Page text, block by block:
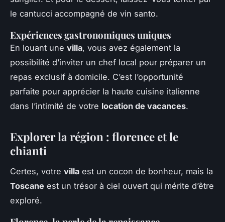
le cantucci accompagné de vin santo.
Expériences gastronomiques uniques
En louant une villa, vous avez également la
possibilité d’inviter un chef local pour préparer un
repas exclusif à domicile. C’est l’opportunité
parfaite pour apprécier la haute cuisine italienne
dans l’intimité de votre location de vacances.
Explorer la région : florence et le
chianti
Certes, votre villa est un cocon de bonheur, mais la
Toscane est un trésor à ciel ouvert qui mérite d’être
exploré.